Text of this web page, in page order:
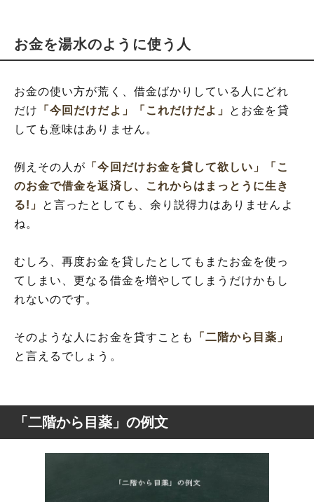
お金を湯水のように使う人
お金の使い方が荒く、借金ばかりしている人にどれ
だけ
「今回だけだよ」 「これだけだよ」
とお金を貸
しても意味はありません。
例えその人が 「今回だけお金を貸して欲しい」
「こ
のお金で借金を返済し、これからはまっとうに生き
る!」
と言ったとしても、余り説得力はありませんよ
ね。
むしろ、再度お金を貸したとしてもまたお金を使っ
てしまい、更なる借金を増やしてしまうだけかもし
れないのです。
そのような人にお金を貸すことも
「二階から目薬」
と言えるでしょう。
「二階から目薬」の例文